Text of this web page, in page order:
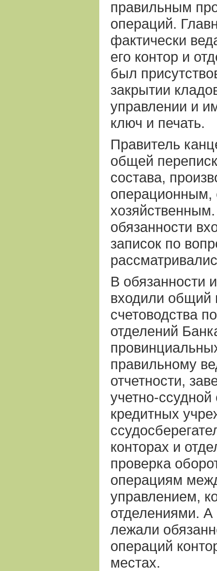
правильным
операций.
фактически
его контор и
был
закрытии
управлении и
ключ и печать.
Правитель
общей
состава,
обязанности
записок по
В обязанности
входили общий
счетоводства
отделений
правильному
отчетности,
учетно-
кредитных
конторах и
проверка
операциям
управлением,
отделениями.
лежали
операций
местах.